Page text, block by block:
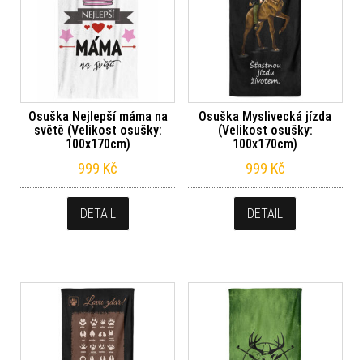
Osuška Nejlepší máma na
světě (Velikost osušky:
100x170cm)
999 Kč
DETAIL
Osuška Myslivecká jízda
(Velikost osušky:
100x170cm)
999 Kč
DETAIL